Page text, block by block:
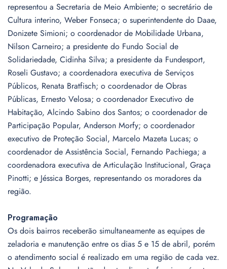
representou a Secretaria de Meio Ambiente; o secretário de
Cultura interino, Weber Fonseca; o superintendente do Daae,
Donizete Simioni; o coordenador de Mobilidade Urbana,
Nilson Carneiro; a presidente do Fundo Social de
Solidariedade, Cidinha Silva; a presidente da Fundesport,
Roseli Gustavo; a coordenadora executiva de Serviços
Públicos, Renata Bratfisch; o coordenador de Obras
Públicas, Ernesto Velosa; o coordenador Executivo de
Habitação, Alcindo Sabino dos Santos; o coordenador de
Participação Popular, Anderson Morfy; o coordenador
executivo de Proteção Social, Marcelo Mazeta Lucas; o
coordenador de Assistência Social, Fernando Pachiega; a
coordenadora executiva de Articulação Institucional, Graça
Pinotti; e Jéssica Borges, representando os moradores da
região.
Programação
Os dois bairros receberão simultaneamente as equipes de
zeladoria e manutenção entre os dias 5 e 15 de abril, porém
o atendimento social é realizado em uma região de cada vez.